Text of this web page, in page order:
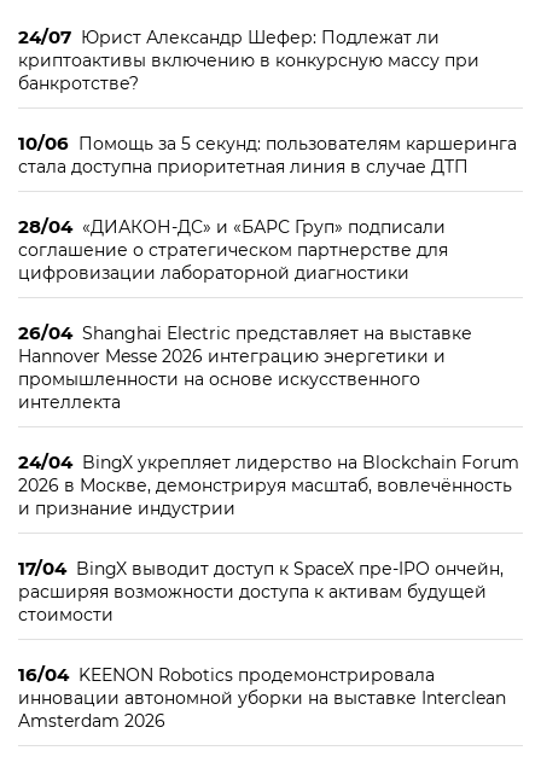
24/07 Юрист Александр Шефер: Подлежат ли
криптоактивы включению в конкурсную массу при
банкротстве?
10/06 Помощь за 5 секунд: пользователям каршеринга
стала доступна приоритетная линия в случае ДТП
28/04 «ДИАКОН-ДС» и «БАРС Груп» подписали
соглашение о стратегическом партнерстве для
цифровизации лабораторной диагностики
26/04 Shanghai Electric представляет на выставке
Hannover Messe 2026 интеграцию энергетики и
промышленности на основе искусственного
интеллекта
24/04 BingX укрепляет лидерство на Blockchain Forum
2026 в Москве, демонстрируя масштаб, вовлечённость
и признание индустрии
17/04 BingX выводит доступ к SpaceX пре-IPO ончейн,
расширяя возможности доступа к активам будущей
стоимости
16/04 KEENON Robotics продемонстрировала
инновации автономной уборки на выставке Interclean
Amsterdam 2026